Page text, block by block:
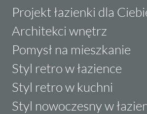
Projekt łazienki dla
Architekci wnętrz
Pomysł na mieszkanie
Styl retro w łazience
Styl retro w kuchni
Styl nowoczesny w